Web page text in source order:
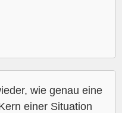
wie genau eine
einer Situation